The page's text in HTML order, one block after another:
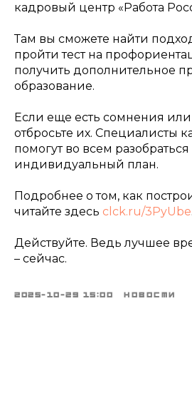
кадровый центр «Работа
Там вы сможете найти
пройти тест на
получить дополнительное
образование.
Если еще есть сомнения
отбросьте их. Специалисты
помогут во всем разобраться
индивидуальный план.
Подробнее о том, как
читайте здесь clck.ru/3PyUbe
Действуйте. Ведь лучшее
– сейчас.
2025-10-29 15:00 НОВОСТИ